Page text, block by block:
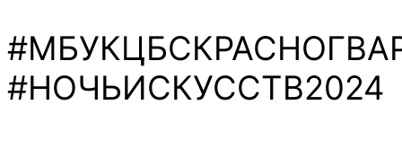
#НОЧЬИСКУССТВ2024